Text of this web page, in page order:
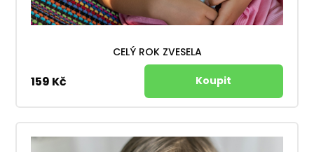
CELÝ ROK ZVESELA
159 Kč